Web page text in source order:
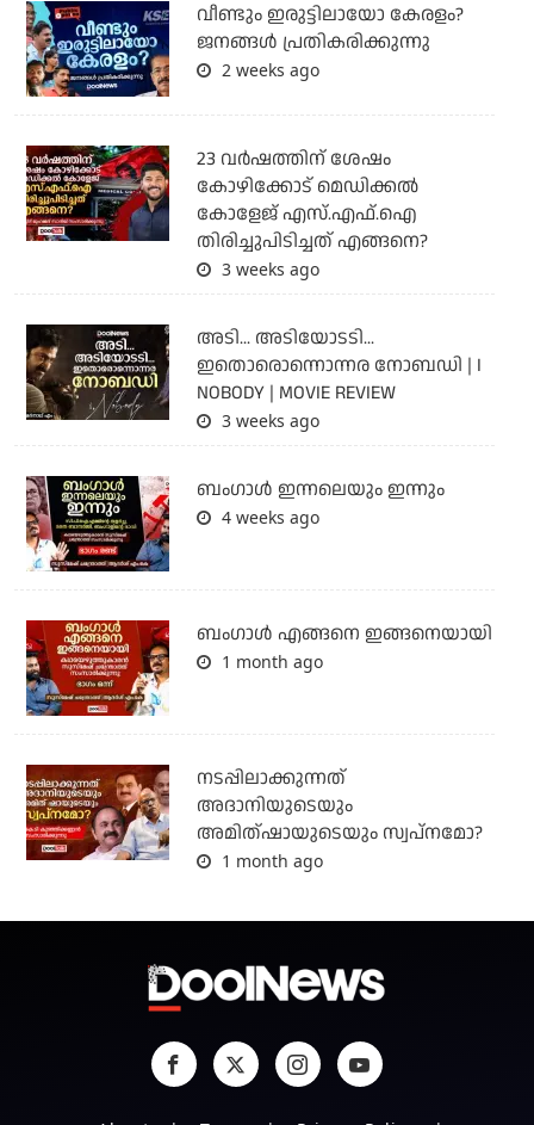
വീണ്ടും ഇരുട്ടിലായോ കേരളം?
ജനങ്ങൾ പ്രതികരിക്കുന്നു
2 weeks ago
23 വർഷത്തിന് ശേഷം
കോഴിക്കോട് മെഡിക്കൽ
കോളേജ് എസ്.എഫ്.ഐ
തിരിച്ചുപിടിച്ചത് എങ്ങനെ?
3 weeks ago
അടി... അടിയോടടി...
ഇതൊരൊന്നൊന്നര നോബഡി | I
NOBODY | MOVIE REVIEW
3 weeks ago
ബംഗാള്‍ ഇന്നലെയും ഇന്നും
4 weeks ago
ബം​ഗാൾ എങ്ങനെ ഇങ്ങനെയായി
1 month ago
നടപ്പിലാക്കുന്നത്
അദാനിയുടെയും
അമിത്ഷായുടെയും സ്വപ്നമോ?
1 month ago